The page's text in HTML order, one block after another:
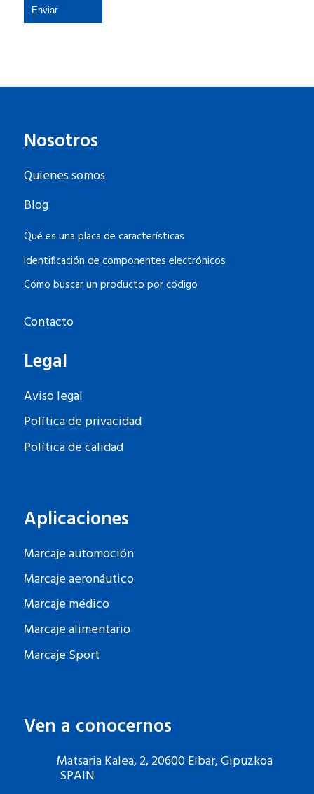
Nosotros
Quienes somos
Blog
Qué es una placa de características
Identificación de componentes electrónicos
Cómo buscar un producto por código
Contacto
Legal
Aviso legal
Política de privacidad
Política de calidad
Aplicaciones
Marcaje automoción
Marcaje aeronáutico
Marcaje médico
Marcaje alimentario
Marcaje Sport
Ven a conocernos
Matsaria Kalea, 2, 20600 Eibar, Gipuzkoa
SPAIN